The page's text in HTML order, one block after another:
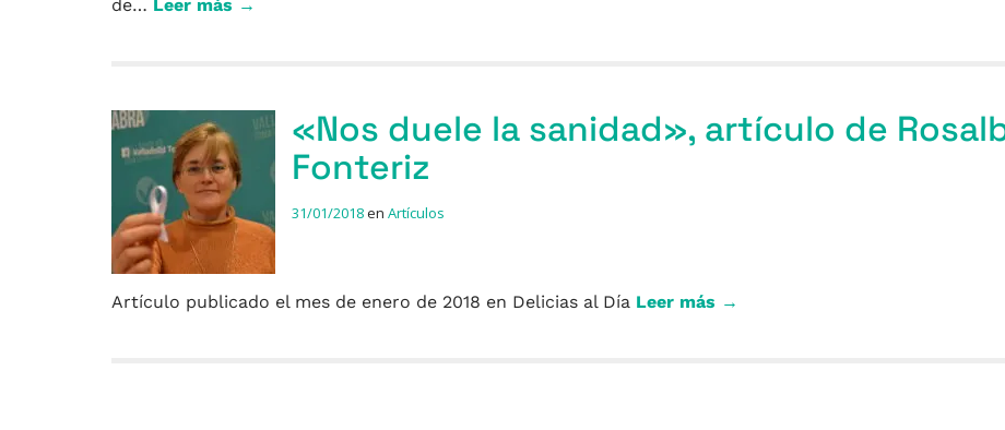
de… Leer más →
«Nos duele la sanidad», artículo de
Fonteriz
31/01/2018en Artículos
Artículo publicado el mes de enero de 2018 en Delicias al Día Leer más →